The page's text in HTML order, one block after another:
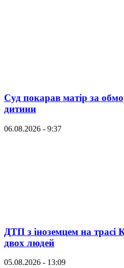
Суд покарав матір за
дитини
06.08.2026 - 9:37
ДТП з іноземцем на трасі
двох людей
05.08.2026 - 13:09